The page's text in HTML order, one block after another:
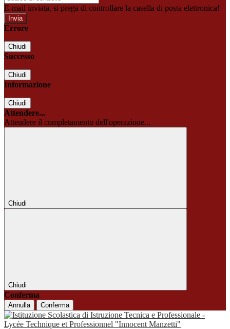
E-mail inviata, si prega di controllare la casella di posta elettronica!
Errore
Chiudi
Successo
Chiudi
Informazione
Chiudi
Attendere...
Attendere il completamento dell'operazione...
Chiudi
Chiudi
Conferma
Annulla Conferma